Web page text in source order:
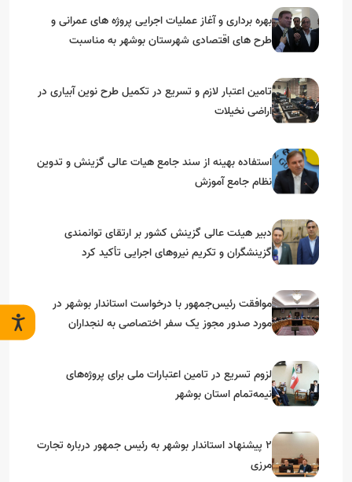
بهره برداری و آغاز عملیات اجرایی پروژه های عمرانی و
طرح های اقتصادی شهرستان بوشهر به مناسبت
تامین اعتبار لازم و تسریع در تکمیل طرح نوین آبیاری در
اراضی نخیلات
استفاده بهینه از سند جامع هیات عالی گزینش و‌ تدوین
نظام جامع آموزش
دبیر هیئت عالی گزینش کشور بر ارتقای توانمندی
گزینشگران و تکریم نیروهای اجرایی تأکید کرد
موافقت رئیس‌جمهور با درخواست استاندار بوشهر در
مورد صدور مجوز یک سفر اختصاصی به لنجداران
لزوم تسریع در تامین اعتبارات ملی برای پروژه‌های
نیمه‌تمام استان بوشهر
۲ پیشنهاد استاندار بوشهر به رئیس جمهور درباره تجارت
مرزی